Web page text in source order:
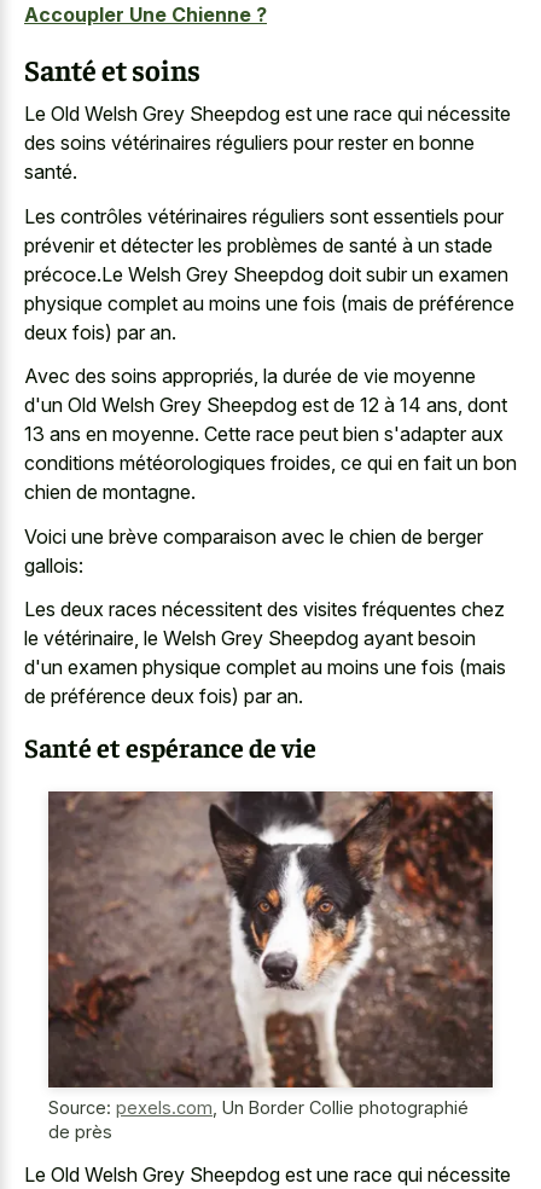
Accoupler Une Chienne ?
Santé et soins
Le Old Welsh Grey Sheepdog est une race qui nécessite
des soins vétérinaires réguliers pour rester en bonne
santé.
Les contrôles vétérinaires réguliers sont essentiels pour
prévenir et détecter les problèmes de santé à un stade
précoce.Le Welsh Grey Sheepdog doit subir un examen
physique complet au moins une fois (mais de préférence
deux fois) par an.
Avec des soins appropriés, la durée de vie moyenne
d'un Old Welsh Grey Sheepdog est de 12 à 14 ans, dont
13 ans en moyenne. Cette race peut bien s'adapter aux
conditions météorologiques froides, ce qui en fait un bon
chien de montagne.
Voici une brève comparaison avec le chien de berger
gallois:
Les deux races nécessitent des visites fréquentes chez
le vétérinaire, le Welsh Grey Sheepdog ayant besoin
d'un examen physique complet au moins une fois (mais
de préférence deux fois) par an.
Santé et espérance de vie
Source: pexels.com Un Border Collie photographié
de près
Le Old Welsh Grey Sheepdog est une race qui nécessite